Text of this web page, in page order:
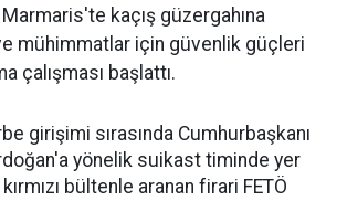
kaçış güzergahına
mühimmatlar için güvenlik güçleri
çalışması başlattı.
girişimi sırasında Cumhurbaşkanı
yönelik suikast timinde yer
bültenle aranan firari FETÖ